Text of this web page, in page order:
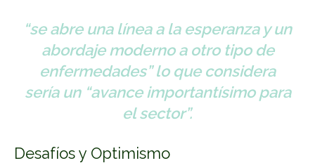
“se abre una línea a la esperanza y un
abordaje moderno a otro tipo de
enfermedades” lo que considera
sería un “avance importantísimo para
el sector”.
Desafíos y Optimismo